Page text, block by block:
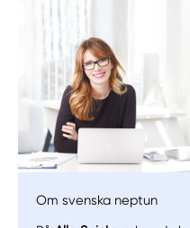
Om svenska neptun